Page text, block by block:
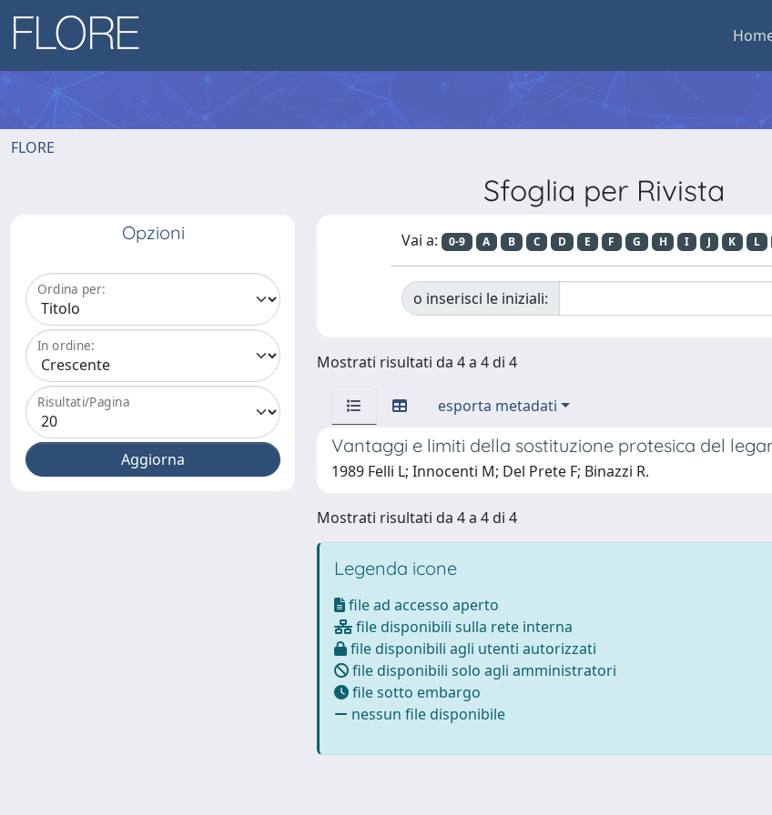
FLORE
Sfoglia per Rivista
Opzioni
Ordina per:
In ordine:
Risultati/Pagina
Vai a: 0-9 A B C D E F G H I J K L
o inserisci le iniziali:
Mostrati risultati da 4 a 4 di 4
esporta metadati
Vantaggi e limiti della sostituzione protesica del
1989 Felli L; Innocenti M; Del Prete F; Binazzi R.
Mostrati risultati da 4 a 4 di 4
Legenda icone
file ad accesso aperto
file disponibili sulla rete interna
file disponibili agli utenti autorizzati
file disponibili solo agli amministratori
file sotto embargo
nessun file disponibile